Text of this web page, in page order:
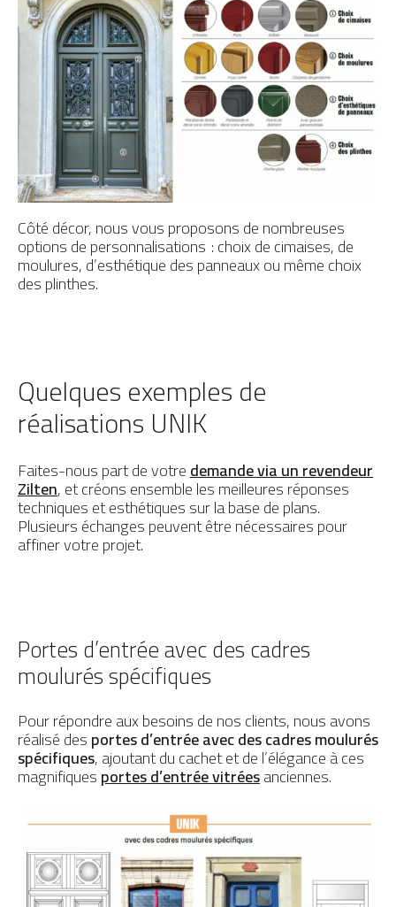
Côté décor, nous vous proposons de nombreuses
options de personnalisations : choix de cimaises, de
moulures, d’esthétique des panneaux ou même choix
des plinthes.
Quelques exemples de
réalisations UNIK
Faites-nous part de votredemande via un revendeur
Zilten, et créons ensemble les meilleures réponses
techniques et esthétiques sur la base de plans.
Plusieurs échanges peuvent être nécessaires pour
affiner votre projet.
Portes d’entrée avec des cadres
moulurés spécifiques
Pour répondre aux besoins de nos clients, nous avons
réalisé desportes d’entrée avec des cadres moulurés
spécifiques, ajoutant du cachet et de l’élégance à ces
magnifiquesportes d’entrée vitréesanciennes.